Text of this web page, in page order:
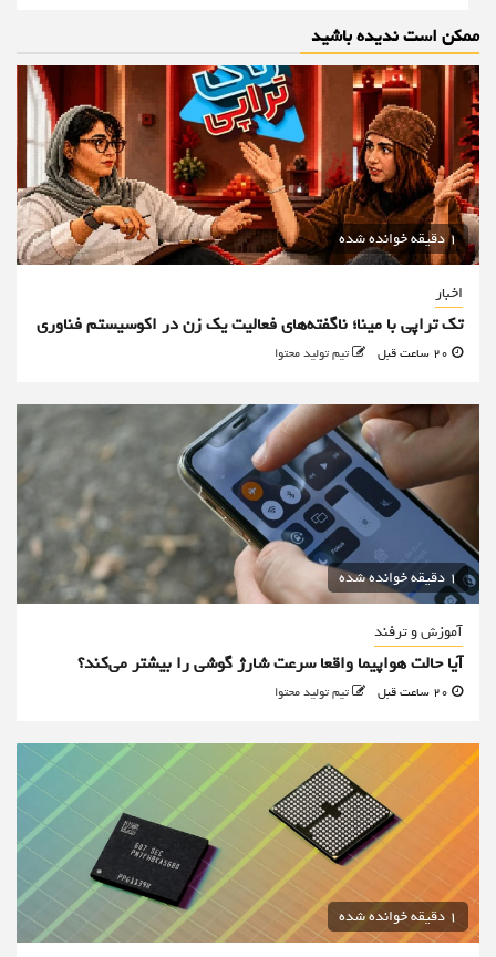
ممکن است ندیده باشید
1 دقیقه خوانده شده
اخبار
تک تراپی با مینا؛ ناگفته‌های فعالیت یک زن در اکوسیستم فناوری
تیم تولید محتوا
1 دقیقه خوانده شده
آموزش و ترفند
آیا حالت هواپیما واقعا سرعت شارژ گوشی را بیشتر می‌کند؟
تیم تولید محتوا
1 دقیقه خوانده شده